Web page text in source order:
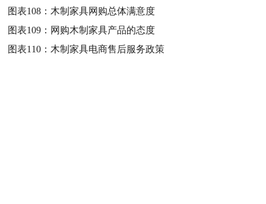
图表108： 木制家具网购总体满意度
图表109： 网购木制家具产品的态度
图表110： 木制家具电商售后服务政策